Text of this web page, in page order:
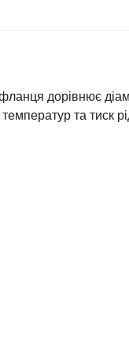
дорівнює
та тиск